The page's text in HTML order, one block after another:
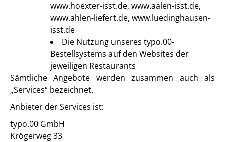
www.hoexter-isst.de, www.aalen-isst.de,
www.ahlen-liefert.de, www.luedinghausen-
isst.de
Die Nutzung unseres typo.00-
Bestellsystems auf den Websites der
jeweiligen Restaurants
Sämtliche Angebote werden zusammen auch als
„Services“ bezeichnet.
Anbieter der Services ist:
typo.00 GmbH
Krögerweg 33